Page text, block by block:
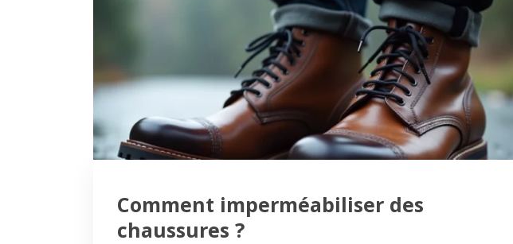
Comment imperméabiliser des
chaussures ?